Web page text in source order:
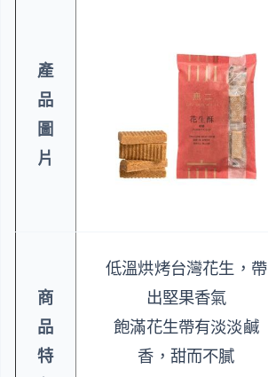
產
品
圖
片
商
品
特
低溫烘烤台灣花生，帶
出堅果香氣
飽滿花生帶有淡淡鹹
香，甜而不膩